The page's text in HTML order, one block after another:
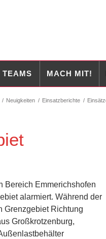
TEAMS MACH MIT!
/ Neuigkeiten / Einsatzberichte /
Bereich Emmerichshofen
alarmiert. Während der
Grenzgebiet Richtung
Großkrotzenburg,